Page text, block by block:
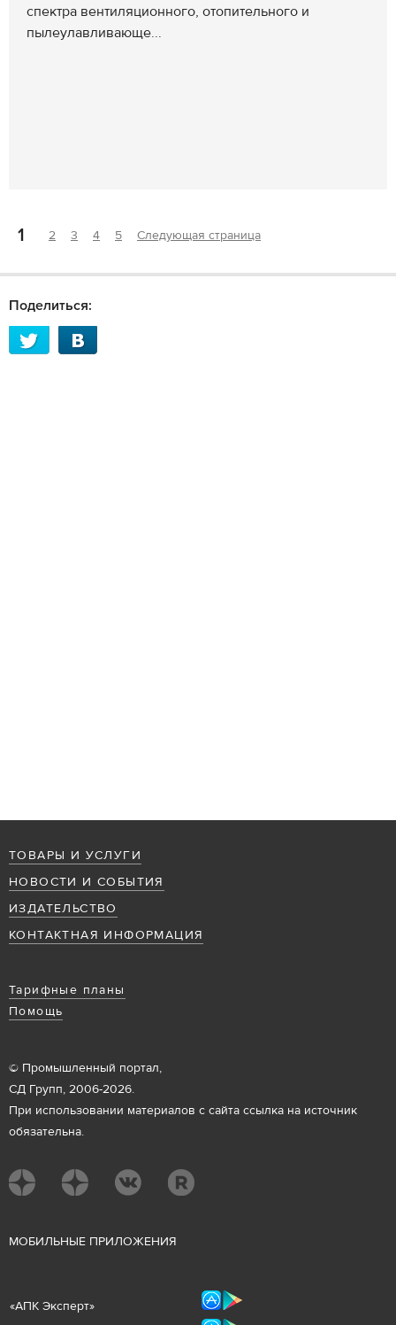
спектра вентиляционного, отопительного и
пылеулавливающе...
1 2 3 4 5 Следующая страница
Поделиться:
ТОВАРЫ И УСЛУГИ
НОВОСТИ И СОБЫТИЯ
ИЗДАТЕЛЬСТВО
КОНТАКТНАЯ ИНФОРМАЦИЯ
Тарифные планы
Помощь
© Промышленный портал,
СД Групп, 2006-2026.
При использовании материалов с сайта ссылка на источник
обязательна.
МОБИЛЬНЫЕ ПРИЛОЖЕНИЯ
«АПК Эксперт»